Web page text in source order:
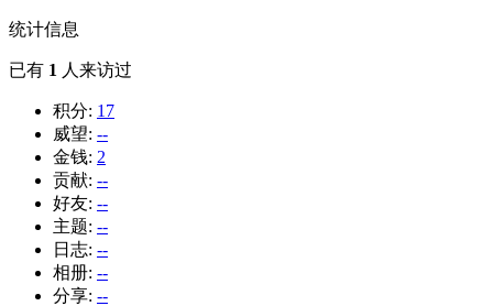
统计信息
已有 1 人来访过
积分: 17
威望: --
金钱: 2
贡献: --
好友: --
主题: --
日志: --
相册: --
分享: --